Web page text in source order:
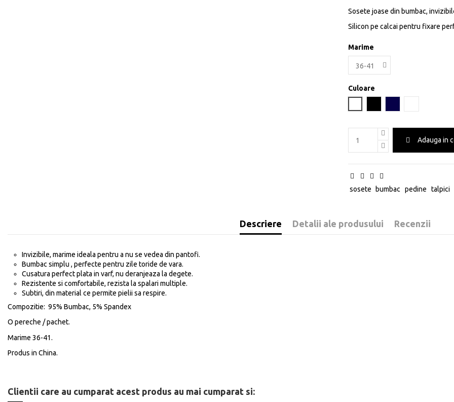
Sosete joase din bumbac,
Silicon pe calcai pentru fixare
Marime
Culoare
Adauga in
sosete bumbac pedine talpici
Descriere Detalii ale produsului Recenzii
Invizibile, marime ideala pentru a nu se vedea din pantofi.
Bumbac simplu , perfecte pentru zile toride de vara.
Cusatura perfect plata in varf, nu deranjeaza la degete.
Rezistente si comfortabile, rezista la spalari multiple.
Subtiri, din material ce permite pielii sa respire.
Compozitie: 95% Bumbac, 5% Spandex
O pereche / pachet.
Marime 36-41.
Produs in China.
Clientii care au cumparat acest produs au mai cumparat si: